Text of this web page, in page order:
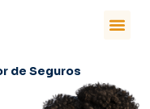
de Seguros